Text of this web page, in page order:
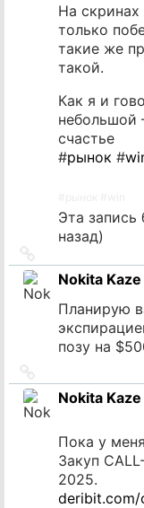
На
только
такие же
такой.
Как я и
небольшой
счастье
#рынок #
Эта запись
назад)
на
источник
Nokita Kaze
Планирую
позу на
на
источник
Nokita Kaze
Пока у
Закуп
2025.
deribit.com/